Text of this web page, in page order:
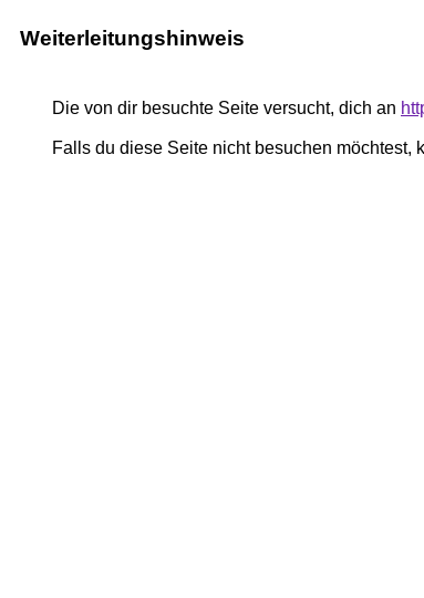
Weiterleitungshinweis
Die von dir besuchte Seite versucht, dich an
Falls du diese Seite nicht besuchen möchtest,